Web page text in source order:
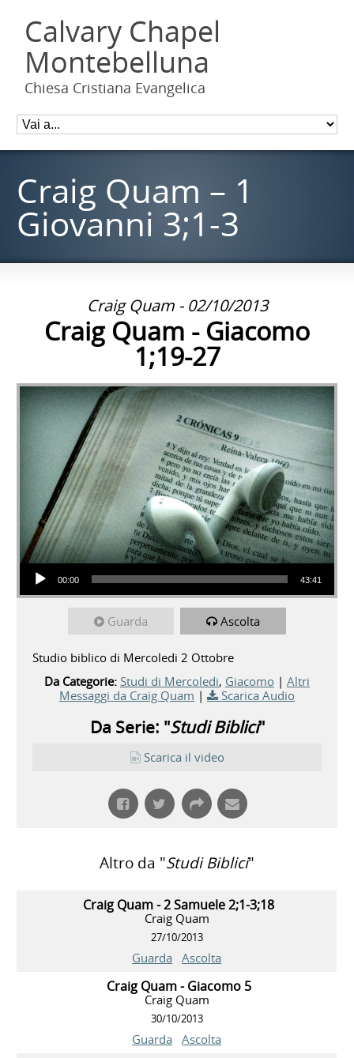
Calvary Chapel
Montebelluna
Chiesa Cristiana Evangelica
Craig Quam – 1
Giovanni 3;1-3
Craig Quam - 02/10/2013
Craig Quam - Giacomo
1;19-27
Audio Player
00:00 43:41
Guarda Ascolta
Studio biblico di Mercoledi 2 Ottobre
Da Categorie: Studi di Mercoledi, Giacomo | Altri
Messaggi da Craig Quam | Scarica Audio
Da Serie: "Studi Biblici"
Scarica il video
Altro da "Studi Biblici"
Craig Quam - 2 Samuele 2;1-3;18
Craig Quam
27/10/2013
Guarda Ascolta
Craig Quam - Giacomo 5
Craig Quam
30/10/2013
Guarda Ascolta